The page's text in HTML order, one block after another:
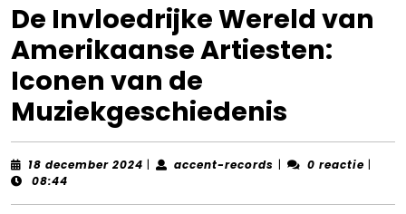
De Invloedrijke Wereld van
Amerikaanse Artiesten:
Iconen van de
Muziekgeschiedenis
18 december 2024 18| accent-records accent-
| 0 reactie |
08:44